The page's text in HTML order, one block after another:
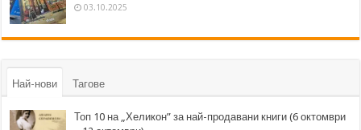
03.10.2025
Най-нови Тагове
Топ 10 на „Хеликон” за най-продавани книги (6 октомври